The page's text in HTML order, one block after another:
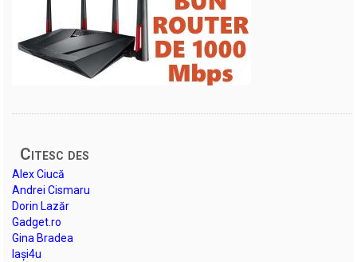
Citesc des
Alex Ciucă
Andrei Cismaru
Dorin Lazăr
Gadget.ro
Gina Bradea
Iași4u